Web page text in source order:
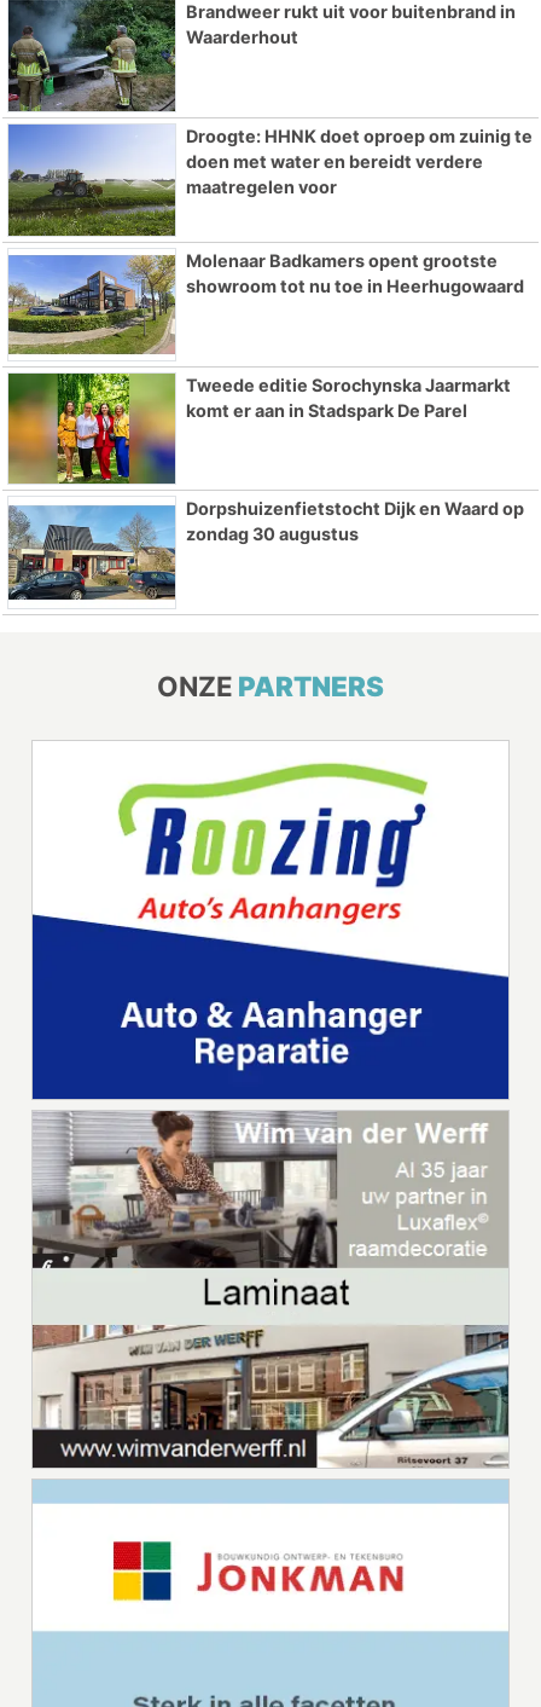
Brandweer rukt uit voor buitenbrand in
Waarderhout
Droogte: HHNK doet oproep om zuinig te
doen met water en bereidt verdere
maatregelen voor
Molenaar Badkamers opent grootste
showroom tot nu toe in Heerhugowaard
Tweede editie Sorochynska Jaarmarkt
komt er aan in Stadspark De Parel
Dorpshuizenfietstocht Dijk en Waard op
zondag 30 augustus
ONZE PARTNERS